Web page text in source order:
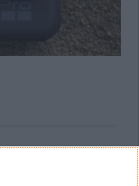
da nova